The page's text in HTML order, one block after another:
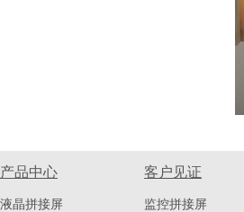
产品中心
液晶拼接屏
客户见证
监控拼接屏